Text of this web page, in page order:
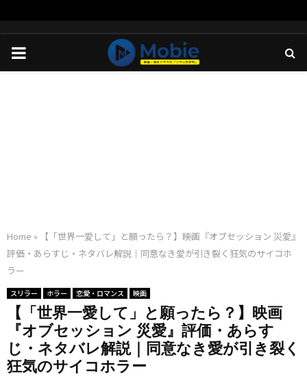
PRIMARY
Home »
【「世界一愛して」と願ったら？】映画『オブセッション 災愛』
評価・あらすじ・ネタバレ解説｜同意なき愛が引き裂く狂気のサイコホ
ラー
スリラー ホラー 恋愛・ロマンス 映画
【「世界一愛して」と願ったら？】映画
『オブセッション 災愛』評価・あらす
じ・ネタバレ解説｜同意なき愛が引き裂く
狂気のサイコホラー